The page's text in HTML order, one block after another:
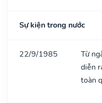
Sự kiện trong nước
22/9/1985
Từ
diễn
toàn